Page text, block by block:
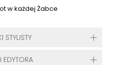
w każdej Żabce
STYLISTY
EDYTORA